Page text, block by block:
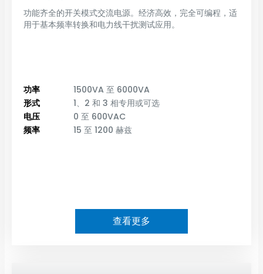
功能齐全的开关模式交流电源。经济高效，完全可编程，适
用于基本频率转换和电力线干扰测试应用。
功率
1500VA 至 6000VA
形式
1、2 和 3 相专用或可选
电压
0 至 600VAC
频率
15 至 1200 赫兹
查看更多